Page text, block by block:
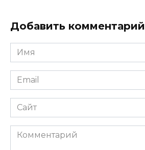
Добавить комментарий
Имя
*
Email
*
Сайт
Комментарий